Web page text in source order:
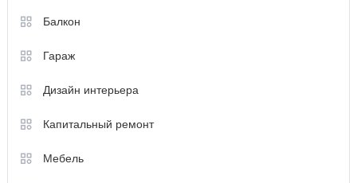
Балкон
Гараж
Дизайн интерьера
Капитальный ремонт
Мебель